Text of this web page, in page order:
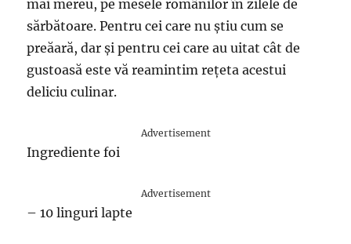
mai mereu, pe mesele românilor în zilele de
sărbătoare. Pentru cei care nu știu cum se
preăară, dar și pentru cei care au uitat cât de
gustoasă este vă reamintim rețeta acestui
deliciu culinar.
Advertisement
Ingrediente foi
Advertisement
– 10 linguri lapte